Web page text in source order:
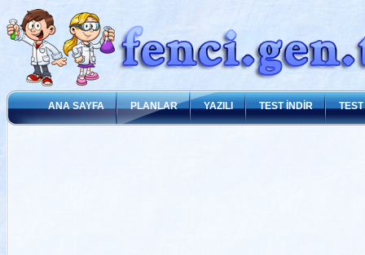
ANA SAYFA PLANLAR YAZILI TEST İNDİR